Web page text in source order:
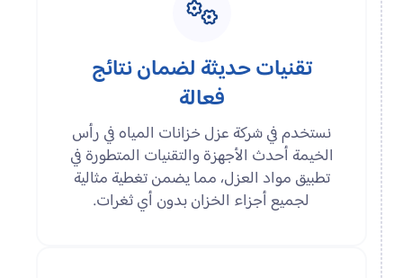
تقنيات حديثة لضمان نتائج
فعالة
نستخدم في شركة عزل خزانات المياه في رأس
الخيمة أحدث الأجهزة والتقنيات المتطورة في
تطبيق مواد العزل، مما يضمن تغطية مثالية
لجميع أجزاء الخزان بدون أي ثغرات.